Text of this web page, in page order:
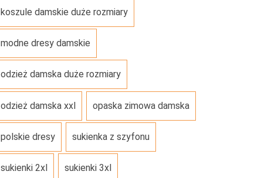
koszule damskie duże rozmiary
modne dresy damskie
odzież damska duże rozmiary
odzież damska xxl opaska zimowa damska
polskie dresy sukienka z szyfonu
sukienki 2xl sukienki 3xl